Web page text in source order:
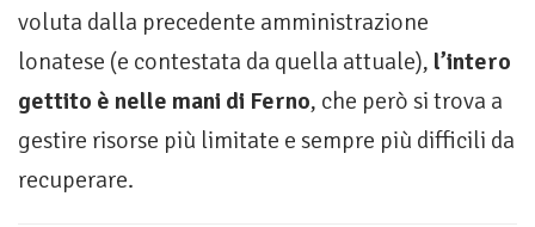
voluta dalla precedente amministrazione
lonatese (e contestata da quella attuale), l’intero
gettito è nelle mani di Ferno, che però si trova a
gestire risorse più limitate e sempre più difficili da
recuperare.